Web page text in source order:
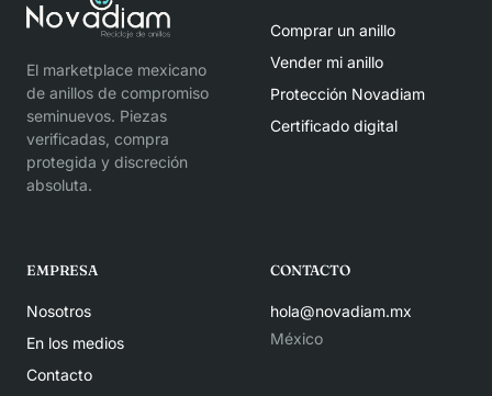
El marketplace mexicano
de anillos de compromiso
seminuevos. Piezas
verificadas, compra
protegida y discreción
absoluta.
Comprar un anillo
Vender mi anillo
Protección Novadiam
Certificado digital
EMPRESA
Nosotros
En los medios
Contacto
CONTACTO
hola@novadiam.mx
México